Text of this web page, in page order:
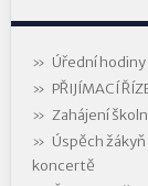
Úřední
PŘIJÍMACÍ
Zahájení
Úspěch
koncertě